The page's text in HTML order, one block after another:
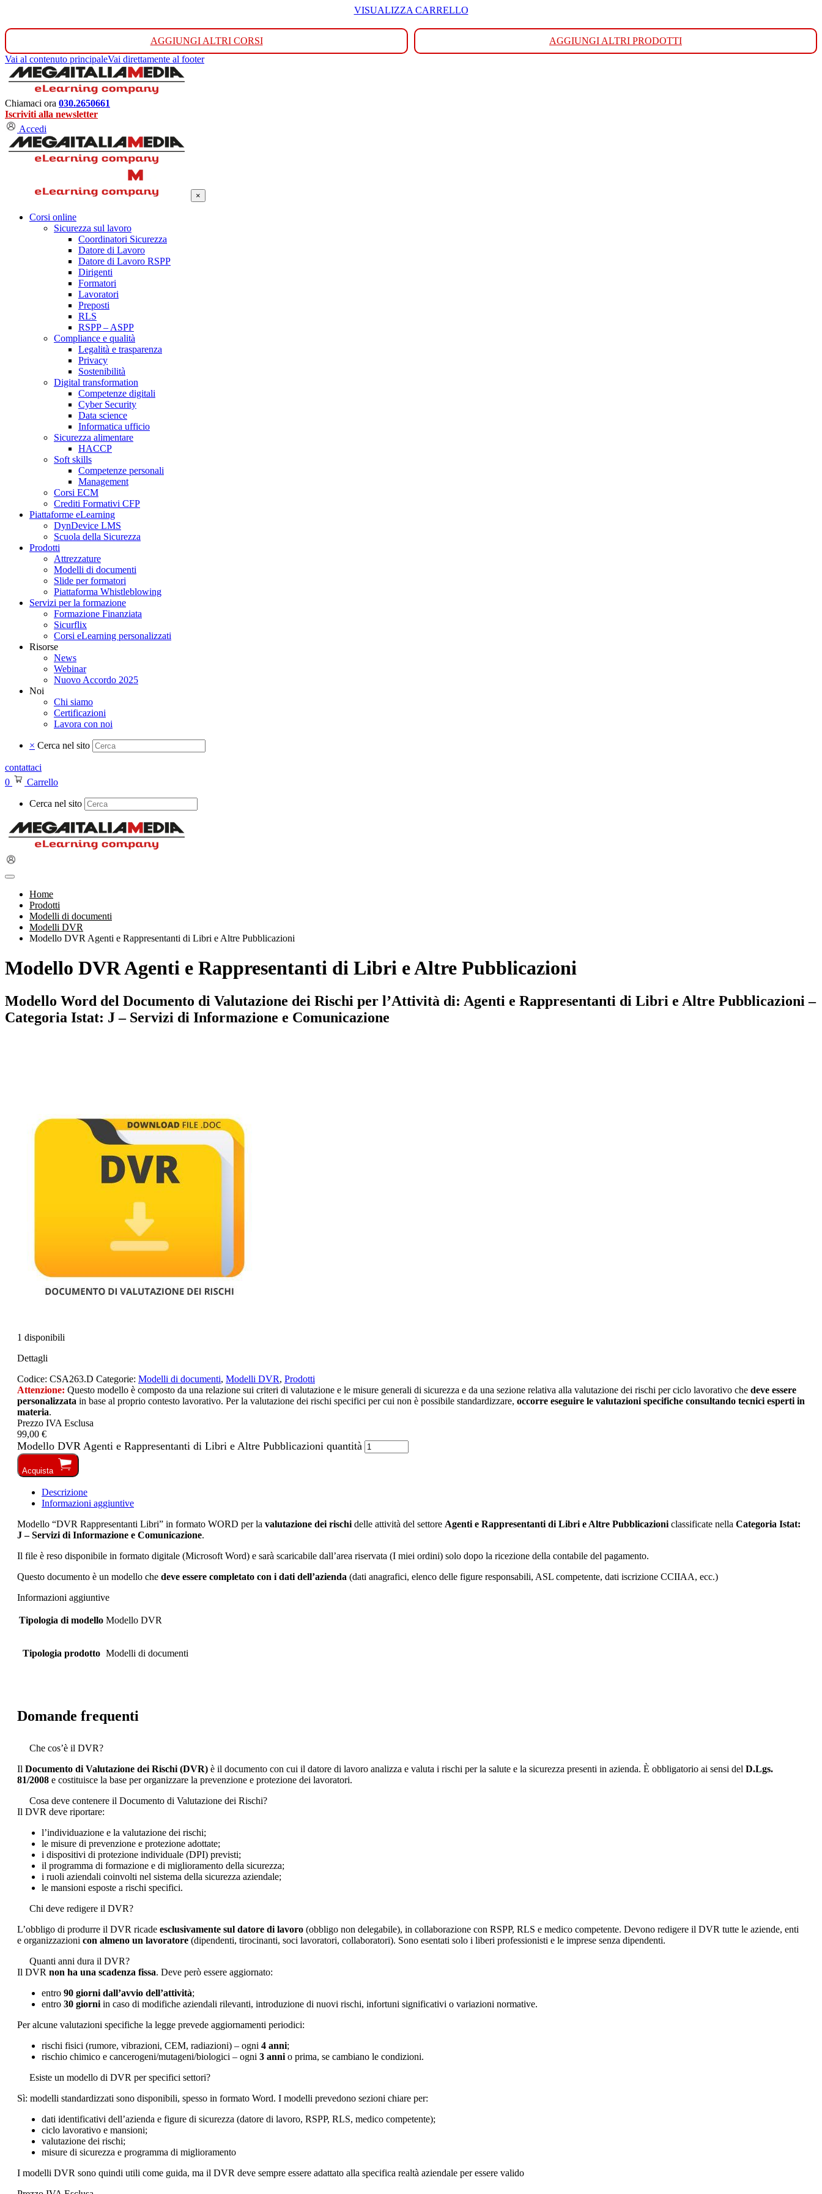
VISUALIZZA CARRELLO
AGGIUNGI ALTRI CORSI
AGGIUNGI ALTRI PRODOTTI
Vai al contenuto principaleVai direttamente al footer
Chiamaci ora 030.2650661
Iscriviti alla newsletter
Accedi
×
Corsi online
Sicurezza sul lavoro
Coordinatori Sicurezza
Datore di Lavoro
Datore di Lavoro RSPP
Dirigenti
Formatori
Lavoratori
Preposti
RLS
RSPP – ASPP
Compliance e qualità
Legalità e trasparenza
Privacy
Sostenibilità
Digital transformation
Competenze digitali
Cyber Security
Data science
Informatica ufficio
Sicurezza alimentare
HACCP
Soft skills
Competenze personali
Management
Corsi ECM
Crediti Formativi CFP
Piattaforme eLearning
DynDevice LMS
Scuola della Sicurezza
Prodotti
Attrezzature
Modelli di documenti
Slide per formatori
Piattaforma Whistleblowing
Servizi per la formazione
Formazione Finanziata
Sicurflix
Corsi eLearning personalizzati
Risorse
News
Webinar
Nuovo Accordo 2025
Noi
Chi siamo
Certificazioni
Lavora con noi
× Cerca nel sito
contattaci
0
Carrello
Cerca nel sito
Home
Prodotti
Modelli di documenti
Modelli DVR
Modello DVR Agenti e Rappresentanti di Libri e Altre Pubblicazioni
Modello DVR Agenti e Rappresentanti di Libri e Altre Pubblicazioni
Modello Word del Documento di Valutazione dei Rischi per l’Attività di: Agenti e Rappresentanti di Libri e Altre Pubblicazioni –
Categoria Istat: J – Servizi di Informazione e Comunicazione
1 disponibili
Dettagli
Codice: CSA263.D Categorie: Modelli di documenti, Modelli DVR, Prodotti
Attenzione: Questo modello è composto da una relazione sui criteri di valutazione e le misure generali di sicurezza e da una sezione relativa alla valutazione dei rischi per ciclo lavorativo che deve essere
personalizzata in base al proprio contesto lavorativo. Per la valutazione dei rischi specifici per cui non è possibile standardizzare, occorre eseguire le valutazioni specifiche consultando tecnici esperti in
materia.
Prezzo IVA Esclusa
99,00 €
Modello DVR Agenti e Rappresentanti di Libri e Altre Pubblicazioni quantità
Acquista
Descrizione
Informazioni aggiuntive
Modello “DVR Rappresentanti Libri” in formato WORD per la valutazione dei rischi delle attività del settore Agenti e Rappresentanti di Libri e Altre Pubblicazioni classificate nella Categoria Istat:
J – Servizi di Informazione e Comunicazione.
Il file è reso disponibile in formato digitale (Microsoft Word) e sarà scaricabile dall’area riservata (I miei ordini) solo dopo la ricezione della contabile del pagamento.
Questo documento è un modello che deve essere completato con i dati dell’azienda (dati anagrafici, elenco delle figure responsabili, ASL competente, dati iscrizione CCIIAA, ecc.)
Informazioni aggiuntive
Tipologia di modello Modello DVR
Tipologia prodotto Modelli di documenti
Domande frequenti
Che cos’è il DVR?
Il Documento di Valutazione dei Rischi (DVR) è il documento con cui il datore di lavoro analizza e valuta i rischi per la salute e la sicurezza presenti in azienda. È obbligatorio ai sensi del D.Lgs.
81/2008 e costituisce la base per organizzare la prevenzione e protezione dei lavoratori.
Cosa deve contenere il Documento di Valutazione dei Rischi?
Il DVR deve riportare:
l’individuazione e la valutazione dei rischi;
le misure di prevenzione e protezione adottate;
i dispositivi di protezione individuale (DPI) previsti;
il programma di formazione e di miglioramento della sicurezza;
i ruoli aziendali coinvolti nel sistema della sicurezza aziendale;
le mansioni esposte a rischi specifici.
Chi deve redigere il DVR?
L’obbligo di produrre il DVR ricade esclusivamente sul datore di lavoro (obbligo non delegabile), in collaborazione con RSPP, RLS e medico competente. Devono redigere il DVR tutte le aziende, enti
e organizzazioni con almeno un lavoratore (dipendenti, tirocinanti, soci lavoratori, collaboratori). Sono esentati solo i liberi professionisti e le imprese senza dipendenti.
Quanti anni dura il DVR?
Il DVR non ha una scadenza fissa. Deve però essere aggiornato:
entro 90 giorni dall’avvio dell’attività;
entro 30 giorni in caso di modifiche aziendali rilevanti, introduzione di nuovi rischi, infortuni significativi o variazioni normative.
Per alcune valutazioni specifiche la legge prevede aggiornamenti periodici:
rischi fisici (rumore, vibrazioni, CEM, radiazioni) – ogni 4 anni;
rischio chimico e cancerogeni/mutageni/biologici – ogni 3 anni o prima, se cambiano le condizioni.
Esiste un modello di DVR per specifici settori?
Sì: modelli standardizzati sono disponibili, spesso in formato Word. I modelli prevedono sezioni chiare per:
dati identificativi dell’azienda e figure di sicurezza (datore di lavoro, RSPP, RLS, medico competente);
ciclo lavorativo e mansioni;
valutazione dei rischi;
misure di sicurezza e programma di miglioramento
I modelli DVR sono quindi utili come guida, ma il DVR deve sempre essere adattato alla specifica realtà aziendale per essere valido